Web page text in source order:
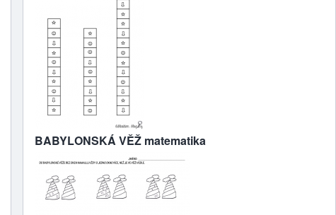
BABYLONSKÁ VĚŽ matematika